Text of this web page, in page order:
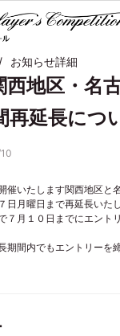
お知らせ詳細
地区・名
再延長につ
催いたします関西地区
日月曜日まで再延長いたし
７月１０日までにエント
期間内でもエントリーを